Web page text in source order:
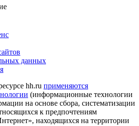
данных
hh.ru применяются
(информационные технологии
на основе сбора, систематизации
к предпочтениям
находящихся на территории